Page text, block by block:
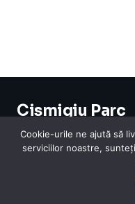
Cismigiu Parc
InternetLegislatie Medical
Cookie-urile ne ajută să
serviciilor noastre,